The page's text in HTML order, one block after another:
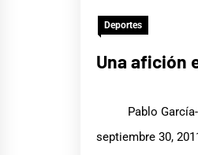
Deportes
Una afición
Pablo
septiembre 30,